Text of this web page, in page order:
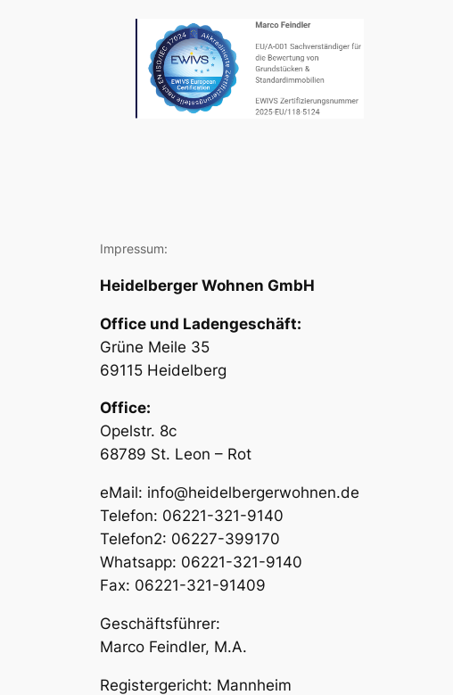
Impressum:
Heidelberger Wohnen GmbH
Office und Ladengeschäft:
Grüne Meile 35
69115 Heidelberg
Office:
Opelstr. 8c
68789 St. Leon – Rot
eMail: info@heidelbergerwohnen.de
Telefon: 06221-321-9140
Telefon2: 06227-399170
Whatsapp: 06221-321-9140
Fax: 06221-321-91409
Geschäftsführer:
Marco Feindler, M.A.
Registergericht: Mannheim